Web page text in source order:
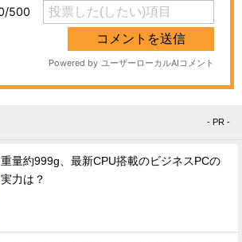
- PR -
重量約999g、最新CPU搭載のビジネスPCの
実力は？